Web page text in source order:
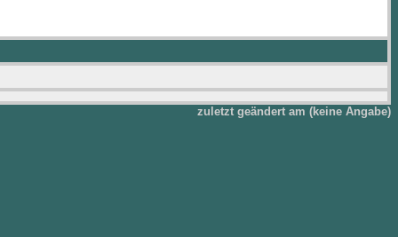
zuletzt geändert am (keine Angabe)